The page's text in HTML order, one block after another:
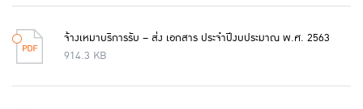
จ้างเหมาบริการรับ – ส่ง เอกสาร ประจำปีงบประมาณ พ.ศ. 2563
914.3 KB